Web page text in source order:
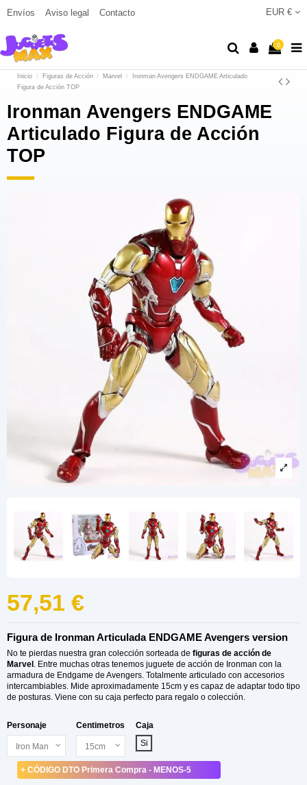
Envíos Aviso legal Contacto EUR €
0
Inicio Figuras de Acción Marvel
Ironman Avengers ENDGAME Articulado
Figura de Acción TOP
Ironman Avengers ENDGAME
Articulado Figura de Acción
TOP
57,51 €
Figura de Ironman Articulada ENDGAME Avengers version
No te pierdas nuestra gran colección sorteada de figuras de acción de
Marvel . Entre muchas otras tenemos juguete de acción de Ironman con la
armadura de Endgame de Avengers. Totalmente articulado con accesorios
intercambiables. Mide aproximadamente 15cm y es capaz de adaptar todo tipo
de posturas. Viene con su caja perfecto para regalo o colección.
Personaje Centimetros
Caja
Si
+ CÓDIGO DTO Primera Compra - MENOS-5